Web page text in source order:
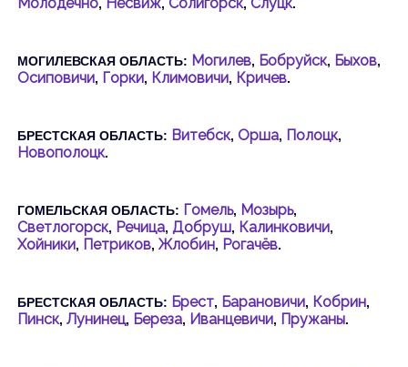
, , , .
МОГИЛЕВСКАЯ ОБЛАСТЬ: Могилев, Бобруйск, Быхов,
Осиповичи, Горки, Климовичи, Кричев.
БРЕСТСКАЯ ОБЛАСТЬ: Витебск, Орша, Полоцк,
Новополоцк.
ГОМЕЛЬСКАЯ ОБЛАСТЬ: Гомель, Мозырь,
Светлогорск, Речица, Добруш, Калинковичи,
Хойники, Петриков, Жлобин, Рогачёв.
БРЕСТСКАЯ ОБЛАСТЬ: Брест, Барановичи, Кобрин,
Пинск, Лунинец, Береза, Иванцевичи, Пружаны.